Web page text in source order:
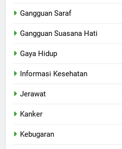
Gangguan Saraf
Gangguan Suasana Hati
Gaya Hidup
Informasi Kesehatan
Jerawat
Kanker
Kebugaran